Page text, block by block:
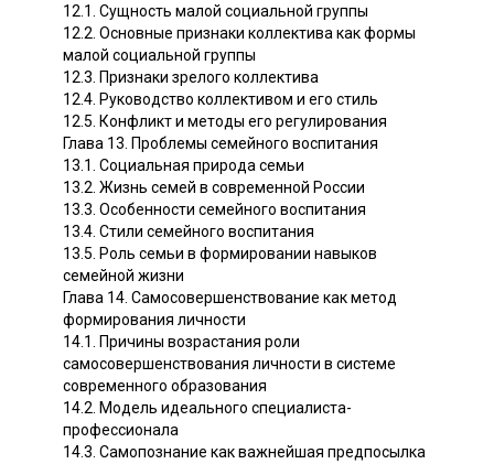
12.1. Сущность малой социальной группы
12.2. Основные признаки коллектива как формы
малой социальной группы
12.3. Признаки зрелого коллектива
12.4. Руководство коллективом и его стиль
12.5. Конфликт и методы его регулирования
Глава 13. Проблемы семейного воспитания
13.1. Социальная природа семьи
13.2. Жизнь семей в современной России
13.3. Особенности семейного воспитания
13.4. Стили семейного воспитания
13.5. Роль семьи в формировании навыков
семейной жизни
Глава 14. Самосовершенствование как метод
формирования личности
14.1. Причины возрастания роли
самосовершенствования личности в системе
современного образования
14.2. Модель идеального специалиста-
профессионала
14.3. Самопознание как важнейшая предпосылка